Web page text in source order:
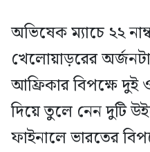
অভিষেক ম্যাচে ২২
খেলোয়াড়রের
আফ্রিকার বিপক্ষে দুই
দিয়ে তুলে নেন দুটি
ফাইনালে ভারতের